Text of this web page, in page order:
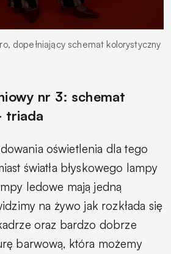
dopełniający schemat kolorystyczny
nr 3: schemat
triada
oświetlenia dla tego
światła błyskowego lampy
ledowe mają jedną
na żywo jak rozkłada się
oraz bardzo dobrze
barwową, która możemy